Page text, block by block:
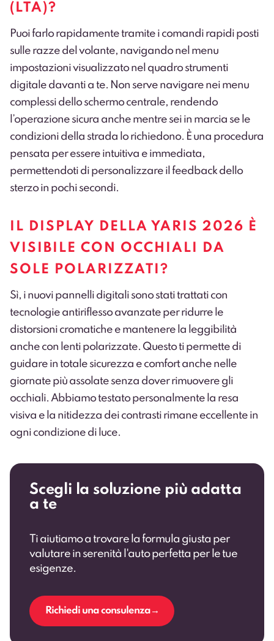
(LTA)?
Puoi farlo rapidamente tramite i comandi rapidi posti
sulle razze del volante, navigando nel menu
impostazioni visualizzato nel quadro strumenti
digitale davanti a te. Non serve navigare nei menu
complessi dello schermo centrale, rendendo
l’operazione sicura anche mentre sei in marcia se le
condizioni della strada lo richiedono. È una procedura
pensata per essere intuitiva e immediata,
permettendoti di personalizzare il feedback dello
sterzo in pochi secondi.
IL DISPLAY DELLA YARIS 2026 È
VISIBILE CON OCCHIALI DA
SOLE POLARIZZATI?
Sì, i nuovi pannelli digitali sono stati trattati con
tecnologie antiriflesso avanzate per ridurre le
distorsioni cromatiche e mantenere la leggibilità
anche con lenti polarizzate. Questo ti permette di
guidare in totale sicurezza e comfort anche nelle
giornate più assolate senza dover rimuovere gli
occhiali. Abbiamo testato personalmente la resa
visiva e la nitidezza dei contrasti rimane eccellente in
ogni condizione di luce.
Scegli la soluzione più adatta
a te
Ti aiutiamo a trovare la formula giusta per
valutare in serenità l'auto perfetta per le tue
esigenze.
Richiedi una consulenza